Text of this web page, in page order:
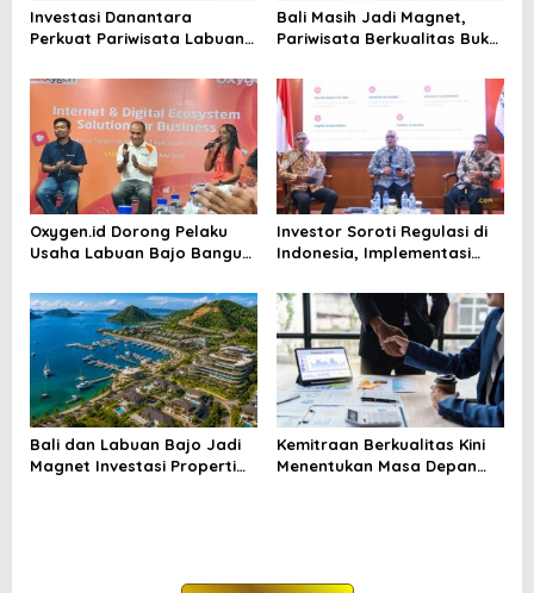
Investasi Danantara
Perkuat Pariwisata Labuan
Premium
Bali Masih Jadi Magnet,
Pariwisata Berkualitas Buka
Oxygen.id Dorong Pelaku
Usaha Labuan Bajo Bangun
Investor Soroti Regulasi di
Indonesia, Implementasi
Bali dan Labuan Bajo Jadi
Magnet Investasi Properti
Kemitraan Berkualitas Kini
Menentukan Masa Depan